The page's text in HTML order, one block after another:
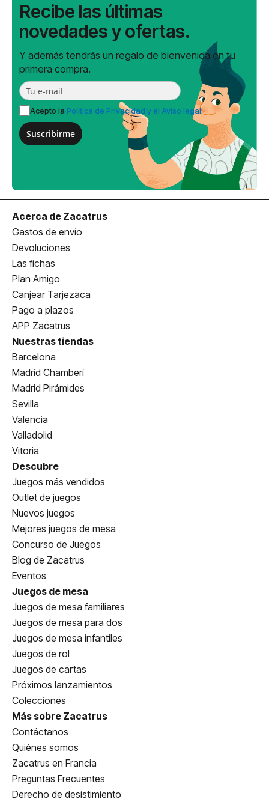
Recibe las últimas
novedades y ofertas.
Y además tendrás un regalo de bienvenida en tu
primera compra.
Acepto la Política de Privacidad y el Aviso legal
Suscribirme
Acerca de Zacatrus
Gastos de envío
Devoluciones
Las fichas
Plan Amigo
Canjear Tarjezaca
Pago a plazos
APP Zacatrus
Nuestras tiendas
Barcelona
Madrid Chamberí
Madrid Pirámides
Sevilla
Valencia
Valladolid
Vitoria
Descubre
Juegos más vendidos
Outlet de juegos
Nuevos juegos
Mejores juegos de mesa
Concurso de Juegos
Blog de Zacatrus
Eventos
Juegos de mesa
Juegos de mesa familiares
Juegos de mesa para dos
Juegos de mesa infantiles
Juegos de rol
Juegos de cartas
Próximos lanzamientos
Colecciones
Más sobre Zacatrus
Contáctanos
Quiénes somos
Zacatrus en Francia
Preguntas Frecuentes
Derecho de desistimiento